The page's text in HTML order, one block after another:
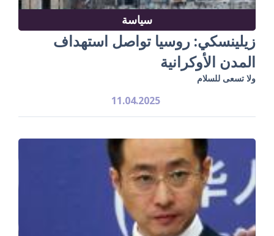
سياسة
زيلينسكي: روسيا تواصل استهداف
المدن الأوكرانية
ولا تسعى للسلام
11.04.2025